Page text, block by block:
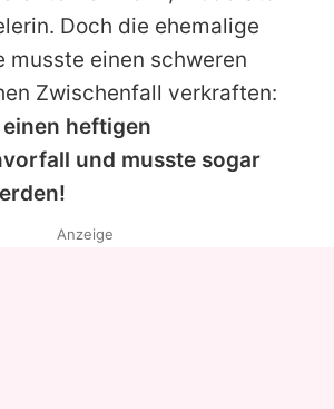
Doch die ehemalige
musste einen schweren
Zwischenfall verkraften:
heftigen
und musste sogar
Anzeige